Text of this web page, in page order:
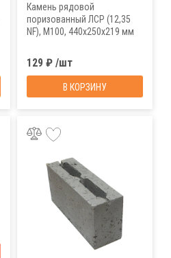
Камень рядовой
поризованный ЛСР (12,35
NF), М100, 440х250х219 мм
129 ₽ /шт
В КОРЗИНУ